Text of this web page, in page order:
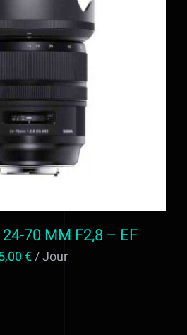
PANIER / DÉTAILS
70 MM F2,8 – EF
€/ Jour